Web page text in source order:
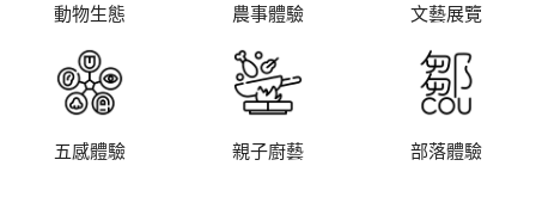
動物生態 農事體驗 文藝展覽
五感體驗 親子廚藝 部落體驗